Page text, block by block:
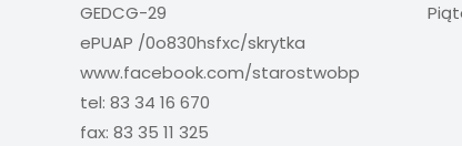
GEDCG-29
ePUAP /0o830hsfxc/skrytka
www.facebook.com/starostwobp
tel: 83 34 16 670
fax: 83 35 11 325